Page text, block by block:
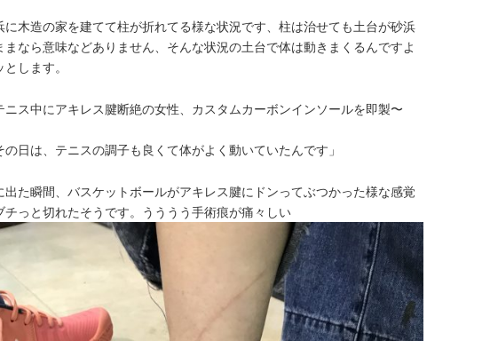
に木造の家を建てて柱が折れてる様な状況です、柱は治せても土台が砂浜
まなら意味などありません、そんな状況の土台で体は動きまくるんですよ
とします。
ニス中にアキレス腱断絶の女性、カスタムカーボンインソールを即製〜
の日は、テニスの調子も良くて体がよく動いていたんです」
出た瞬間、バスケットボールがアキレス腱にドンってぶつかった様な感覚
チっと切れたそうです。うううう手術痕が痛々しい